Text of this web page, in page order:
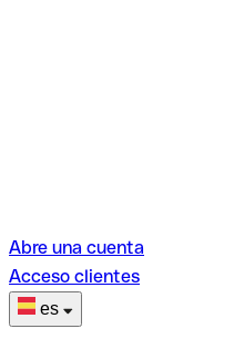
Abre una cuenta
Acceso clientes
es